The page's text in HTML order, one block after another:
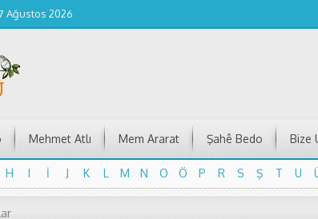
Ağustos 2026
Mehmet Atlı Mem Ararat Şahê Bedo Bize
H I İ J K L M N O Ö P R S Ş T U
H I İ J K L M N O Ö P R S Ş T U